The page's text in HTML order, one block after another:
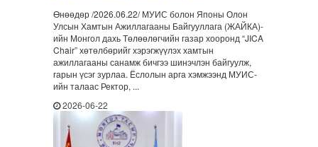
Өнөөдөр /2026.06.22/ МУИС болон Японы Олон
Улсын Хамтын Ажиллагааны Байгууллага (ЖАЙКА)-
ийн Монгол дахь Төлөөлөгчийн газар хооронд “JICA
Chair” хөтөлбөрийг хэрэгжүүлэх хамтын
ажиллагааны санамж бичгээ шинэчлэн байгуулж,
гарын үсэг зурлаа. Ёслолын арга хэмжээнд МУИС-
ийн талаас Ректор, ...
2026-06-22